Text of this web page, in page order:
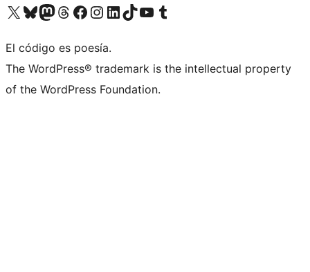
Visita nuestra cuenta de X (anteriormente Twitter)
Visit our Bluesky account
Visit our Mastodon account
Visit our Threads account
Visita nuestra página de Facebook
Visita nuestra cuenta de Instagram
Visita nuestra cuenta de LinkedIn
Visit our TikTok account
Visita nuestro canal de YouTube
Visit our Tumblr account
El código es poesía.
The WordPress® trademark is the intellectual property
of the WordPress Foundation.